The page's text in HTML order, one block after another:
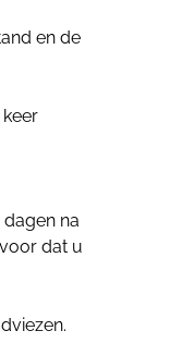
en de
na
dat u